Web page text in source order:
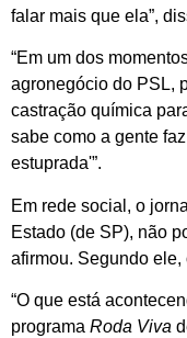
falar mais que ela”,
“Em um dos
agronegócio do PSL,
castração química
sabe como a gente
estuprada'”.
Em rede social, o
Estado (de SP), não
afirmou. Segundo ele,
“O que está
programa Roda Viva